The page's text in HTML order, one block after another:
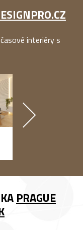
interiéry s
PRAGUE